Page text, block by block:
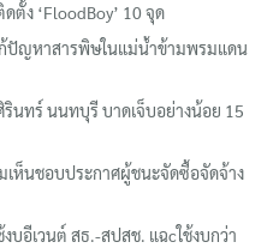
ตั้ง ‘FloodBoy’ 10 จุด
ปัญหาสารพิษในแม่น้ำข้ามพรมแดน
รินทร์ นนทบุรี บาดเจ็บอย่างน้อย 15
เห็นชอบประกาศผู้ชนะจัดซื้อจัดจ้าง
บอีเวนต์ สธ.-สปสช. แฉcใช้งบกว่า